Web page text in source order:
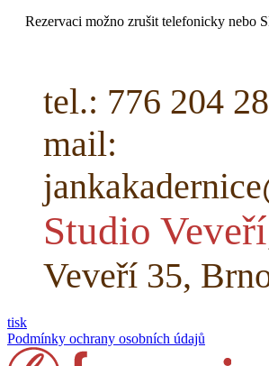
Rezervaci možno zrušit telefonicky nebo
tel.: 776 204
mail:
Studio Veveří
Veveří 35,
tisk
Podmínky ochrany osobních údajů